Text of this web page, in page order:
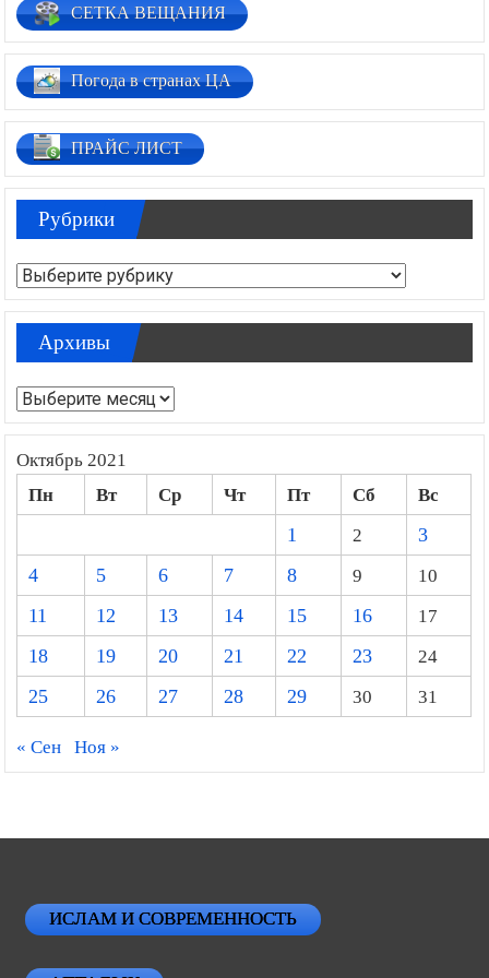
СЕТКА ВЕЩАНИЯ
Погода в странах ЦА
ПРАЙС ЛИСТ
Рубрики
Рубрики
Архивы
Архивы
Октябрь 2021
Пн Вт Ср Чт Пт Сб
Вс
1
2
3
4
5 6 7 8 9
10
11
12 13 14 15 16
17
18
19 20 21 22 23
24
25
26 27 28 29 30 31
« Сен Ноя »
ИСЛАМ И СОВРЕМЕННОСТЬ